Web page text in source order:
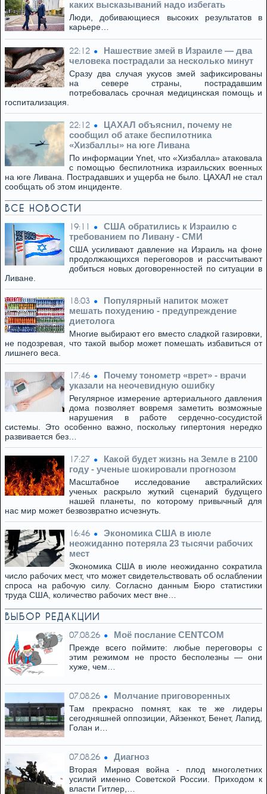
каких высказываний надо избегать
Люди, добивающиеся высоких результатов в
карьере…
22:12
Нашествие змей в Израиле — два
человека пострадали за несколько минут
Сразу два случая укусов змей зафиксированы
на севере страны, пострадавшим
потребовалась срочная медицинская помощь и
госпитализация.
22:12
ЦАХАЛ объяснил, почему не
сообщил об атаке беспилотника
«Хизбаллы» на юге Ливана
По информации Ynet, что «Хизбалла» атаковала
с помощью беспилотника израильских военных
на юге Ливана. Пострадавших и ущерба не было. ЦАХАЛ не стал
сообщать об этом инциденте.
ВСЕ НОВОСТИ
19:11
США обратились к Израилю с
требованием по Ливану - СМИ
США усиливают давление на Израиль на фоне
продолжающихся переговоров и рассчитывают
добиться новых договоренностей по ситуации в
Ливане.
18:03
Популярный напиток может
мешать похудению - предупреждение
диетолога
Многие выбирают его вместо сладкой газировки,
не подозревая, что такой выбор может помешать избавиться от
лишнего веса.
17:46
Почему тонометр «врет» - врачи
указали на неочевидную ошибку
Регулярное измерение артериального давления
дома позволяет вовремя заметить возможные
нарушения в работе сердечно-сосудистой
системы. Это особенно важно, поскольку гипертония нередко
развивается без…
17:27
Какой будет жизнь на Земле в 2100
году - ученые шокировали прогнозом
Масштабное исследование австралийских
ученых раскрыло жуткий сценарий будущего
нашей планеты, по которому привычный для
нас мир может безвозвратно исчезнуть.
16:46
Экономика США в июле
неожиданно потеряла 23 тысячи рабочих
мест
Экономика США в июле неожиданно сократила
число рабочих мест, что может свидетельствовать об ослаблении
спроса на рабочую силу. Согласно данным Бюро статистики
труда США, количество рабочих мест вне…
ВЫБОР РЕДАКЦИИ
07.08.26 Моё послание CENTCOM
Прежде всего поймите: любые переговоры с
этим режимом не просто бесполезны — они
хуже, чем…
07.08.26 Молчание приговоренных
Там прекрасно помнят, как те же лидеры
сегодняшней оппозиции, Айзенкот, Бенет, Лапид,
Голан и…
07.08.26 Диагноз
Вторая Мировая война - плод многолетних
усилий именно Советской России. Приходом к
власти Гитлер,…